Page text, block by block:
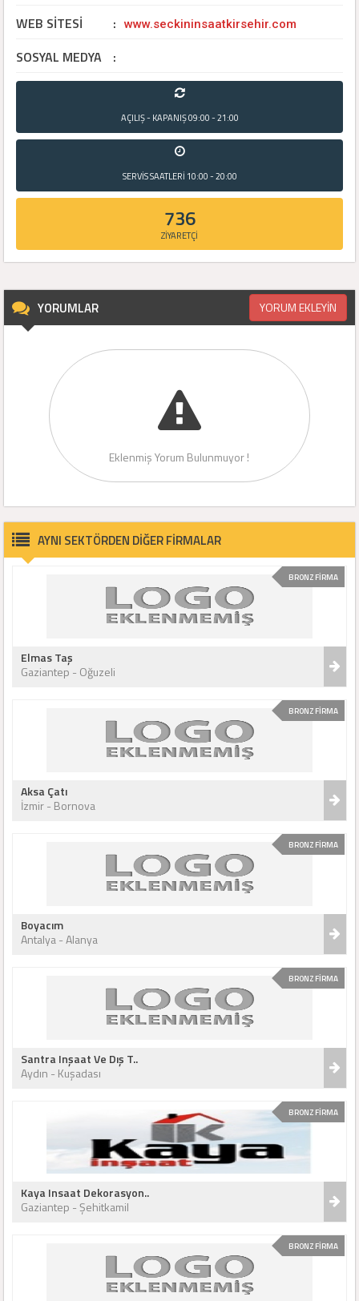
WEB SİTESİ : www.seckininsaatkirsehir.com
SOSYAL MEDYA :
AÇILIŞ - KAPANIŞ09:00 - 21:00
SERVİS SAATLERİ 10:00 - 20:00
736
ZİYARETÇİ
YORUMLAR YORUM EKLEYİN
Eklenmiş Yorum Bulunmuyor !
AYNI SEKTÖRDEN DİĞER FİRMALAR
BRONZ FİRMA
Elmas Taş
Gaziantep - Oğuzeli
BRONZ FİRMA
Aksa Çatı
İzmir - Bornova
BRONZ FİRMA
Boyacım
Antalya - Alanya
BRONZ FİRMA
Santra Inşaat Ve Dış T..
Aydın - Kuşadası
BRONZ FİRMA
Kaya Insaat Dekorasyon..
Gaziantep - Şehitkamil
BRONZ FİRMA